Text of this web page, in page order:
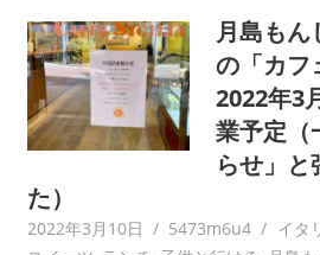
月島もん
の「カフ
2022年3
業予定（
らせ」と
た）
2022年3月10日 5473m6u4 イタ